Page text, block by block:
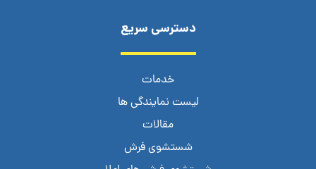
دسترسی سریع
خدمات
لیست نمایندگی ها
مقالات
شستشوی فرش